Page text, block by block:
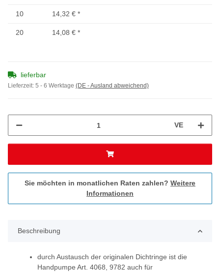
10 14,32 € *
20 14,08 € *
lieferbar
Lieferzeit: 5 - 6 Werktage (DE - Ausland abweichend)
VE
Sie möchten in monatlichen Raten zahlen? Weitere
Informationen
Beschreibung
durch Austausch der originalen Dichtringe ist die
Handpumpe Art. 4068, 9782 auch für